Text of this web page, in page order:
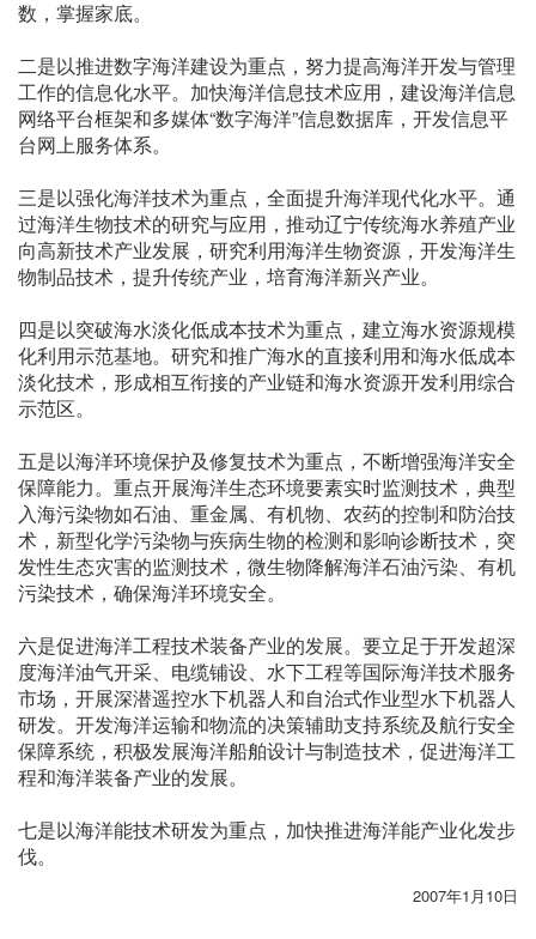
数，掌握家底。
二是以推进数字海洋建设为重点，努力提高海洋开发与管理
工作的信息化水平。加快海洋信息技术应用，建设海洋信息
网络平台框架和多媒体“数字海洋”信息数据库，开发信息平
台网上服务体系。
三是以强化海洋技术为重点，全面提升海洋现代化水平。通
过海洋生物技术的研究与应用，推动辽宁传统海水养殖产业
向高新技术产业发展，研究利用海洋生物资源，开发海洋生
物制品技术，提升传统产业，培育海洋新兴产业。
四是以突破海水淡化低成本技术为重点，建立海水资源规模
化利用示范基地。研究和推广海水的直接利用和海水低成本
淡化技术，形成相互衔接的产业链和海水资源开发利用综合
示范区。
五是以海洋环境保护及修复技术为重点，不断增强海洋安全
保障能力。重点开展海洋生态环境要素实时监测技术，典型
入海污染物如石油、重金属、有机物、农药的控制和防治技
术，新型化学污染物与疾病生物的检测和影响诊断技术，突
发性生态灾害的监测技术，微生物降解海洋石油污染、有机
污染技术，确保海洋环境安全。
六是促进海洋工程技术装备产业的发展。要立足于开发超深
度海洋油气开采、电缆铺设、水下工程等国际海洋技术服务
市场，开展深潜遥控水下机器人和自治式作业型水下机器人
研发。开发海洋运输和物流的决策辅助支持系统及航行安全
保障系统，积极发展海洋船舶设计与制造技术，促进海洋工
程和海洋装备产业的发展。
七是以海洋能技术研发为重点，加快推进海洋能产业化发步
伐。
2007年1月10日